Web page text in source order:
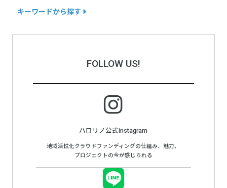
キーワードから探す
FOLLOW US!
ハロリノ公式instagram
地域活性化クラウドファンディングの仕組み、魅力、
プロジェクトの今が感じられる